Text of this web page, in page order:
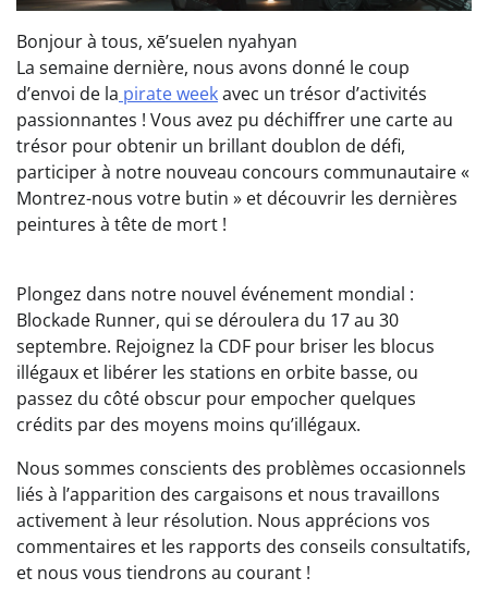
Bonjour à tous, xē’suelen nyahyan
La semaine dernière, nous avons donné le coup
d’envoi de la pirate weekavec un trésor d’activités
passionnantes ! Vous avez pu déchiffrer une carte au
trésor pour obtenir un brillant doublon de défi,
participer à notre nouveau concours communautaire «
Montrez-nous votre butin » et découvrir les dernières
peintures à tête de mort !
Plongez dans notre nouvel événement mondial :
Blockade Runner, qui se déroulera du 17 au 30
septembre. Rejoignez la CDF pour briser les blocus
illégaux et libérer les stations en orbite basse, ou
passez du côté obscur pour empocher quelques
crédits par des moyens moins qu’illégaux.
Nous sommes conscients des problèmes occasionnels
liés à l’apparition des cargaisons et nous travaillons
activement à leur résolution. Nous apprécions vos
commentaires et les rapports des conseils consultatifs,
et nous vous tiendrons au courant !